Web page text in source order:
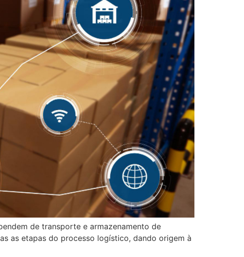
de transporte e armazenamento de
as etapas do processo logístico, dando origem à